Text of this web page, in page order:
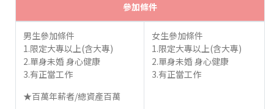
參加條件
男生參加條件
1.限定大專以上(含大專)
2.單身未婚 身心健康
3.有正當工作
★百萬年薪者/總資產百萬
女生參加條件
1.限定大專以上(含大專)
2.單身未婚 身心健康
3.有正當工作